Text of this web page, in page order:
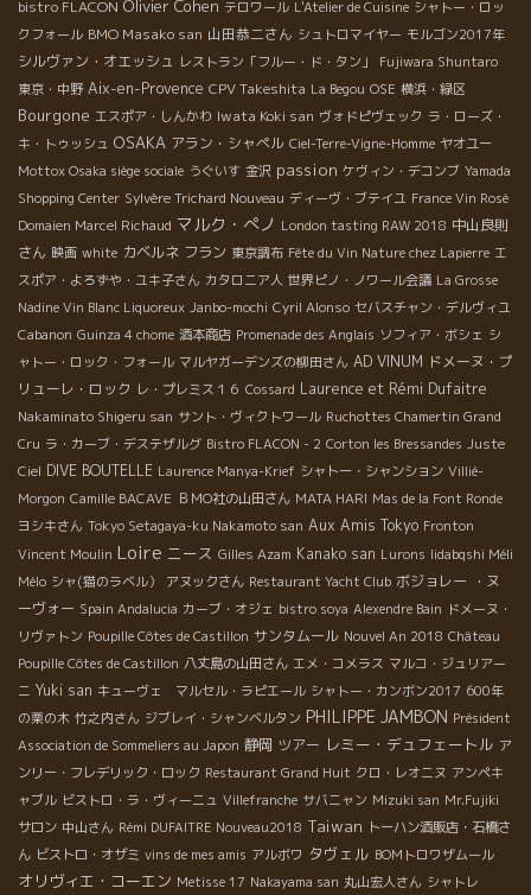
bistro FLACON Olivier Cohen テロワール L'Atelier de Cuisine シャトー・ロッ
クフォール BMO Masako san 山田恭二さん シュトロマイヤー モルゴン2017年
シルヴァン・オエッシュ レストラン「フルー・ド・タン」
Fujiwara Shuntaro
東京・中野 Aix-en-Provence CPV Takeshita La Begou OSE 横浜・緑区
Bourgone エスポア・しんかわ Iwata Koki san ヴォドピヴェック ラ・ローズ・
キ・トゥッシュ OSAKA アラン・シャペル Ciel-Terre-Vigne-Homme ヤオユー
Mottox Osaka siège sociale うぐいす 金沢 passion ケヴィン・デコンブ Yamada
Shopping Center Sylvère Trichard Nouveau ディーヴ・ブテイユ France Vin Rosé
Domaien Marcel Richaud マルク・ぺノ London tasting RAW 2018 中山良則
さん 映画 white カベルネ フラン 東京調布 Fête du Vin Nature chez Lapierre エ
スポア・よろずや・ユキ子さん カタロニア人 世界ピノ・ノワール会議 La Grosse
Nadine Vin Blanc Liquoreux Janbo-mochi Cyril Alonso セバスチャン・デルヴィユ
Cabanon Guinza 4 chome 酒本商店 Promenade des Anglais ソフィア・ボシェ シ
ャトー・ロック・フォール マルヤガーデンズの柳田さん AD VINUM ドメーヌ・プ
リューレ・ロック レ・プレミス１６ Cossard Laurence et Rémi Dufaitre
Nakaminato Shigeru san サント・ヴィクトワール Ruchottes Chamertin Grand
Cru ラ・カーブ・デステザルグ Bistro FLACON - 2 Corton les Bressandes Juste
Ciel DIVE BOUTELLE Laurence Manya-Krief シャトー・シャンション Villié-
Morgon Camille BACAVE ＢＭО社の山田さん MATA HARI Mas de la Font Ronde
ヨシキさん Tokyo Setagaya-ku Nakamoto san Aux Amis Tokyo Fronton
Vincent Moulin Loire ニース Gilles Azam Kanako san Lurons Iidabqshi Méli
Mélo シャ(猫のラベル） アヌックさん Restaurant Yacht Club ボジョレー ・ヌ
ーヴォー Spain Andalucia カーブ・オジェ bistro soya Alexendre Bain ドメーヌ・
リヴァトン Poupille Côtes de Castillon サンタムール Nouvel An 2018 Château
Poupille Côtes de Castillon 八丈島の山田さん エメ・コメラス マルコ・ジュリアー
ニ Yuki san キューヴェ マルセル・ラピエール シャトー・カンボン2017 600年
の栗の木 竹之内さん ジブレイ・シャンベルタン PHILIPPE JAMBON Président
Association de Sommeliers au Japon 静岡 ツアー レミー・デュフェートル ア
ンリー・フレデリック・ロック Restaurant Grand Huit クロ・レオニヌ アンペキ
ャブル ビストロ・ラ・ヴィーニュ Villefranche サバニャン Mizuki san Mr.Fujiki
サロン 中山さん Rémi DUFAITRE Nouveau2018 Taiwan トーハン酒販店・石橋さ
ん ビストロ・オザミ vins de mes amis アルボワ タヴェル BOMトロワザムール
オリヴィエ・コーエン Metisse 17 Nakayama san 丸山宏人さん シャトレ